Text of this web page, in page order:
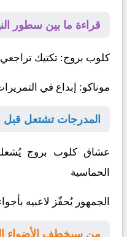
قراءة ما بين سطور
كلوب بروج: تكتيك
موناكو: إبداع في
المدرجات تشتعل قبل
عشاق كلوب بروج
الحماسية
الجمهور يُحفّز لاعبيه
من سيخطف الأضواء